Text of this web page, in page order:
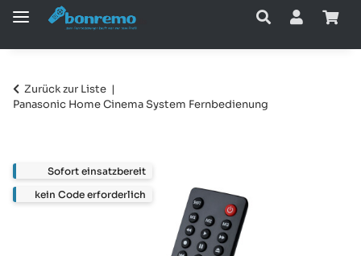
Zurück zur Liste
Panasonic Home Cinema System Fernbedienung